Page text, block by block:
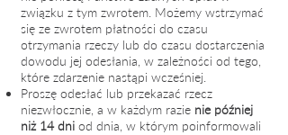
związku z tym zwrotem. Możemy wstrzymać
się ze zwrotem płatności do czasu
otrzymania rzeczy lub do czasu dostarczenia
dowodu jej odesłania, w zależności od tego,
które zdarzenie nastąpi wcześniej.
Proszę odesłać lub przekazać rzecz
niezwłocznie, a w każdym razie nie później
niż 14 dni od dnia, w którym poinformowali